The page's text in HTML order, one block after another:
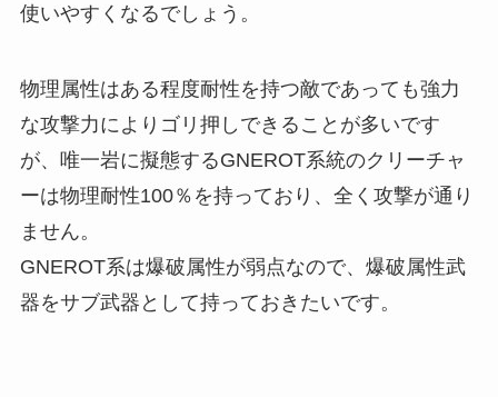
使いやすくなるでしょう。
物理属性はある程度耐性を持つ敵であっても強力
な攻撃力によりゴリ押しできることが多いです
が、唯一岩に擬態するGNEROT系統のクリーチャ
ーは物理耐性100％を持っており、全く攻撃が通り
ません。
GNEROT系は爆破属性が弱点なので、爆破属性武
器をサブ武器として持っておきたいです。